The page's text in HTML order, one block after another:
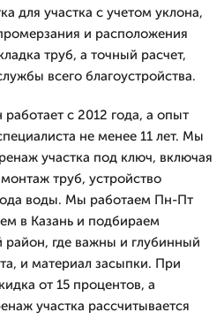
для участка с учетом уклона,
и расположения
труб, а точный расчет,
всего благоустройства.
с 2012 года, а опыт
не менее 11 лет. Мы
участка под ключ, включая
труб, устройство
воды. Мы работаем Пн-Пт
в Казань и подбираем
где важны и глубинный
и материал засыпки. При
от 15 процентов, а
участка рассчитывается